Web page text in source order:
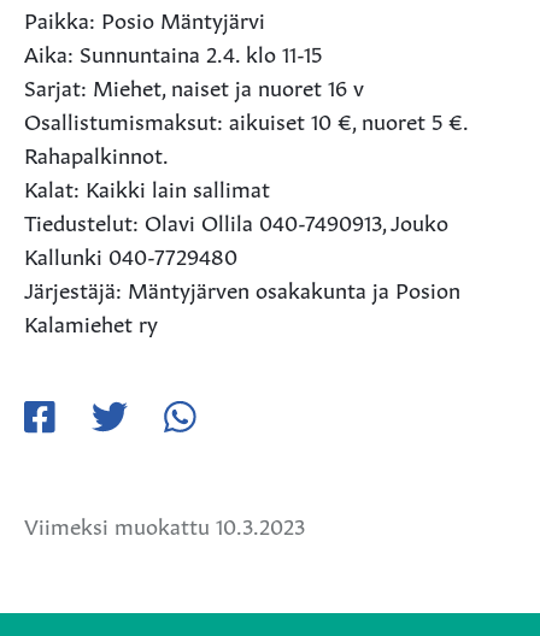
Paikka: Posio Mäntyjärvi
Aika: Sunnuntaina 2.4. klo 11-15
Sarjat: Miehet, naiset ja nuoret 16 v
Osallistumismaksut: aikuiset 10 €, nuoret 5 €.
Rahapalkinnot.
Kalat: Kaikki lain sallimat
Tiedustelut: Olavi Ollila 040-7490913, Jouko
Kallunki 040-7729480
Järjestäjä: Mäntyjärven osakakunta ja Posion
Kalamiehet ry
Viimeksi muokattu 10.3.2023